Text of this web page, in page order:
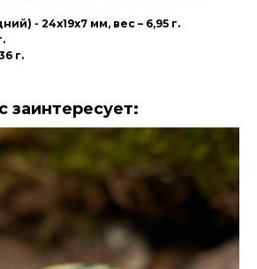
- 24х19х7 мм, вес – 6,95 г.
г.
заинтересует: